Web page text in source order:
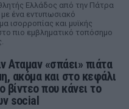
Ελλάδος από την Πάτρα
με ένα εντυπωσιακό
ισορροπίας και μυϊκής
πιο εμβληματικό τοπόσημο
Αταμαν «σπάει» πιάτα
ακόμα και στο κεφάλι
βίντεο που κάνει το
social